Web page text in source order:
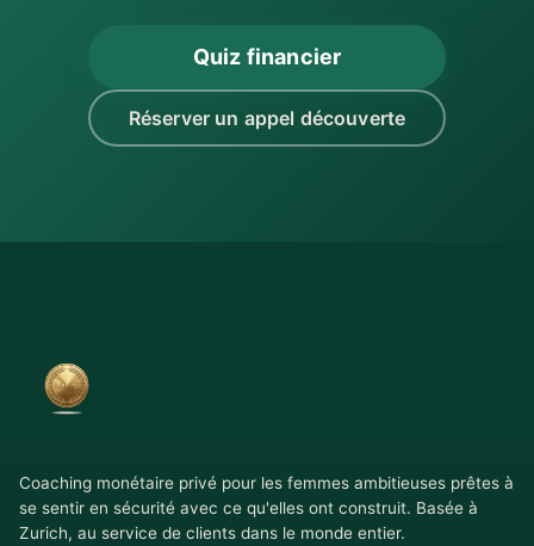
Quiz financier
Réserver un appel découverte
Coaching monétaire privé pour les femmes ambitieuses prêtes à
se sentir en sécurité avec ce qu'elles ont construit. Basée à
Zurich, au service de clients dans le monde entier.